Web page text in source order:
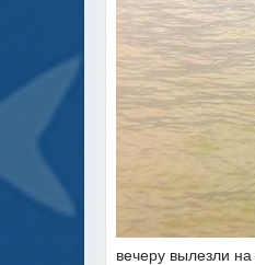
вечеру вылезли